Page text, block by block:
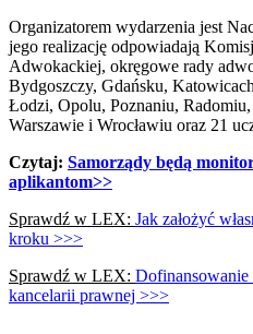
Organizatorem wydarzenia jest
jego realizację odpowiadają
Adwokackiej, okręgowe rady
Bydgoszczy, Gdańsku,
Łodzi, Opolu, Poznaniu,
Warszawie i Wrocławiu oraz 21
Czytaj:​ Samorządy będą
aplikantom>>
Sprawdź w LEX: Jak założyć
kroku >>>
Sprawdź w LEX: Dofinansowanie
kancelarii prawnej >>>